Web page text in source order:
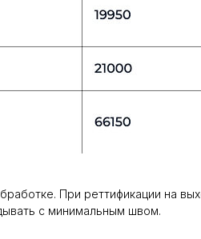
При реттификации на
с минимальным швом.